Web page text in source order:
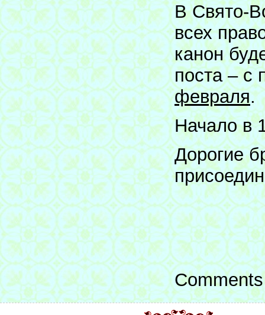
В Свято-
всех
канон
поста – с
февраля.
Начало в
Дорогие